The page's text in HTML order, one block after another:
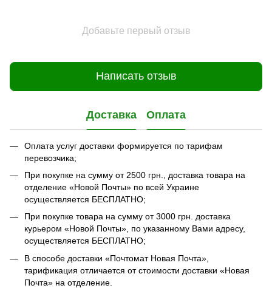
Добавьте первый отзыв
Написать отзыв
Доставка Оплата
Оплата услуг доставки формируется по тарифам
перевозчика;
При покупке на сумму от 2500 грн., доставка товара на
отделение «Новой Почты» по всей Украине
осуществляется БЕСПЛАТНО;
При покупке товара на сумму от 3000 грн. доставка
курьером «Новой Почты», по указанному Вами адресу,
осуществляется БЕСПЛАТНО;
В способе доставки «Почтомат Новая Почта»,
тарификация отличается от стоимости доставки «Новая
Почта» на отделение.